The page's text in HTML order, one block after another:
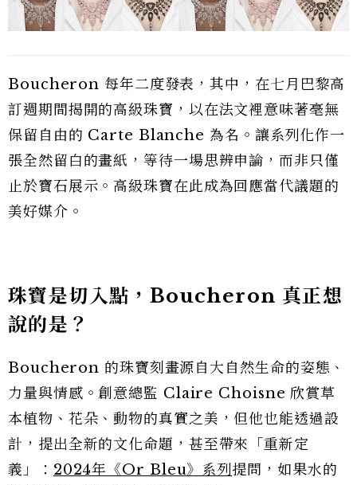
Boucheron 每年二度發表，其中，在七月巴黎高
訂週期間揭開的高級珠寶，以在法文裡意味著毫無
保留自由的 Carte Blanche 為名。讓系列化作一
張全然留白的畫紙，等待一場思辨申論，而非只僅
止於寶石展示。高級珠寶在此成為回應當代議題的
美好媒介。
珠寶是切入點，Boucheron 真正想
說的是？
Boucheron 的珠寶刻畫源自大自然生命的姿態、
力量與情感。創意總監 Claire Choisne 欣賞草
本植物、花朵、動物的真實之美，但他也能透過設
計，提出全新的文化命題，甚至帶來「重新定
義」： 2024年《Or Bleu》系列提問，如果水的